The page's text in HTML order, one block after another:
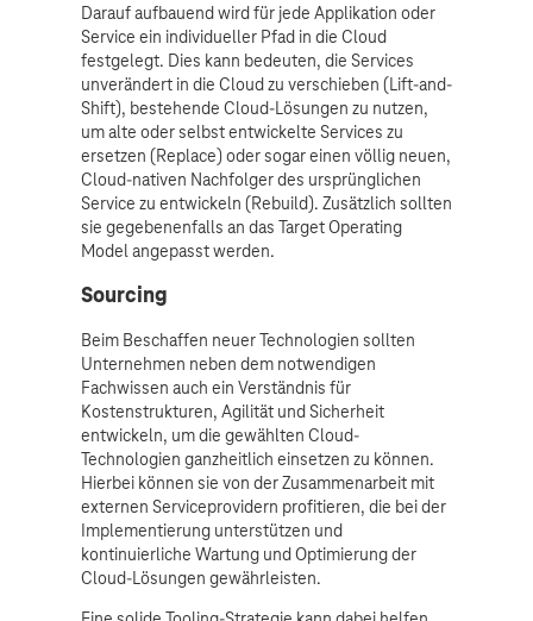
Darauf aufbauend wird für jede Applikation oder
Service ein individueller Pfad in die Cloud
festgelegt. Dies kann bedeuten, die Services
unverändert in die Cloud zu verschieben (Lift-and-
Shift), bestehende Cloud-Lösungen zu nutzen,
um alte oder selbst entwickelte Services zu
ersetzen (Replace) oder sogar einen völlig neuen,
Cloud-nativen Nachfolger des ursprünglichen
Service zu entwickeln (Rebuild). Zusätzlich sollten
sie gegebenenfalls an das Target Operating
Model angepasst werden.
Sourcing
Beim Beschaffen neuer Technologien sollten
Unternehmen neben dem notwendigen
Fachwissen auch ein Verständnis für
Kostenstrukturen, Agilität und Sicherheit
entwickeln, um die gewählten Cloud-
Technologien ganzheitlich einsetzen zu können.
Hierbei können sie von der Zusammenarbeit mit
externen Serviceprovidern profitieren, die bei der
Implementierung unterstützen und
kontinuierliche Wartung und Optimierung der
Cloud-Lösungen gewährleisten.